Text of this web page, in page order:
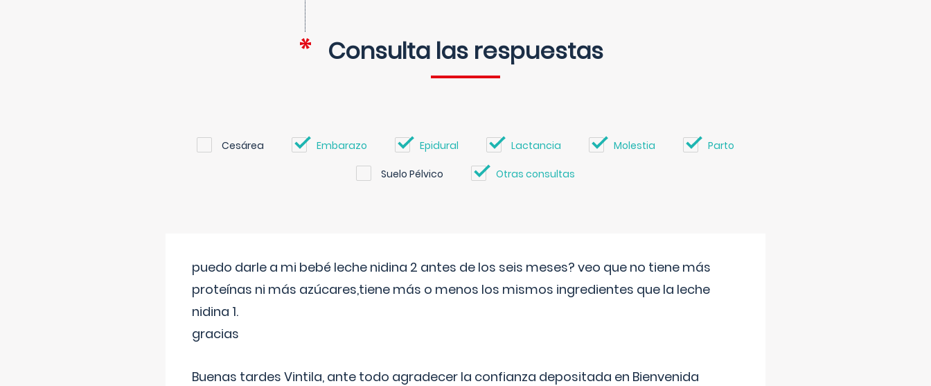
Consulta las respuestas
Cesárea Embarazo Epidural Lactancia Molestia Parto
Suelo Pélvico Otras consultas
puedo darle a mi bebé leche nidina 2 antes de los seis meses? veo que no tiene más
proteínas ni más azúcares,tiene más o menos los mismos ingredientes que la leche
nidina 1.
gracias
Buenas tardes Vintila, ante todo agradecer la confianza depositada en Bienvenida